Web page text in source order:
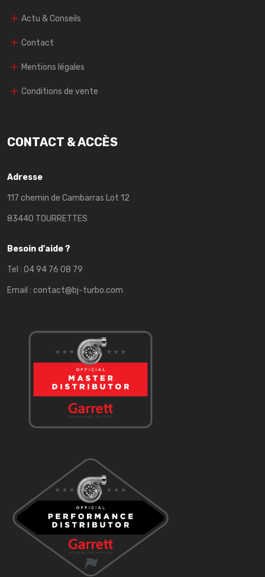
Actu & Conseils
Contact
Mentions légales
Conditions de vente
CONTACT & ACCÈS
Adresse
117 chemin de Cambarras Lot 12
83440 TOURRETTES
Besoin d'aide ?
Tel : 04 94 76 08 79
Email : contact@bj-turbo.com